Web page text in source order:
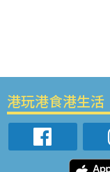
港玩港食港生活